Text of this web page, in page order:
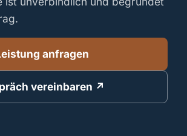
anfragen
vereinbaren ↗